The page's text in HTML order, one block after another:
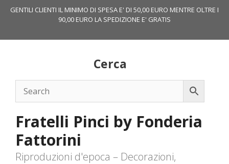
GENTILI CLIENTI IL MINIMO DI SPESA E' DI 50,00 EURO MENTRE OLTRE I
90,00 EURO LA SPEDIZIONE E' GRATIS
Cerca
Fratelli Pinci by Fonderia
Fattorini
Riproduzioni d'epoca – Decorazioni,